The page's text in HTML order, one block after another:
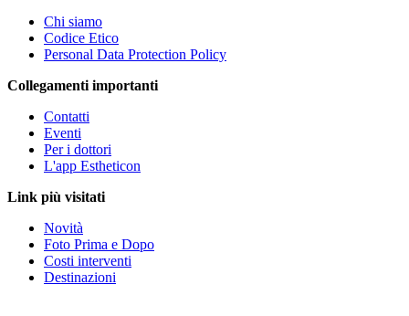
Chi siamo
Codice Etico
Personal Data Protection Policy
Collegamenti importanti
Contatti
Eventi
Per i dottori
L'app Estheticon
Link più visitati
Novità
Foto Prima e Dopo
Costi interventi
Destinazioni